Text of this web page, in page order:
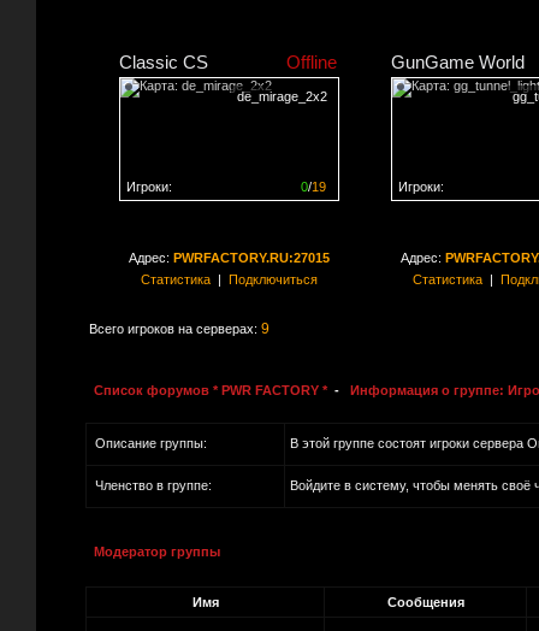
Classic CS Offline
de_mirage_2x2
0/19
Игроки:
GunGame World
Игроки:
Адрес: PWRFACTORY.RU:27015
Статистика| Подключиться
Адрес:
Статистика|
Всего игроков на серверах: 9
Список форумов * PWR FACTORY * - Информация о группе:
Описание группы: В этой группе состоят игроки сервера
Членство в группе: Войдите в систему, чтобы менять
Модератор группы
Имя Сообщения